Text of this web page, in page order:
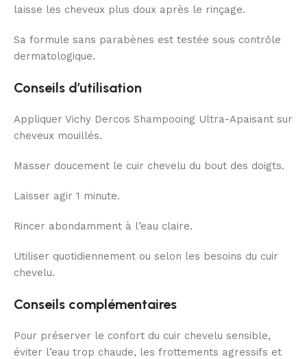
laisse les cheveux plus doux après le rinçage.
Sa formule sans parabènes est testée sous contrôle
dermatologique.
Conseils d’utilisation
Appliquer Vichy Dercos Shampooing Ultra-Apaisant sur
cheveux mouillés.
Masser doucement le cuir chevelu du bout des doigts.
Laisser agir 1 minute.
Rincer abondamment à l’eau claire.
Utiliser quotidiennement ou selon les besoins du cuir
chevelu.
Conseils complémentaires
Pour préserver le confort du cuir chevelu sensible,
éviter l’eau trop chaude, les frottements agressifs et